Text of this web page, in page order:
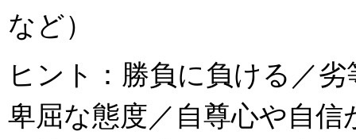
など）
ヒント：勝負に負ける／
卑屈な態度／自尊心や自